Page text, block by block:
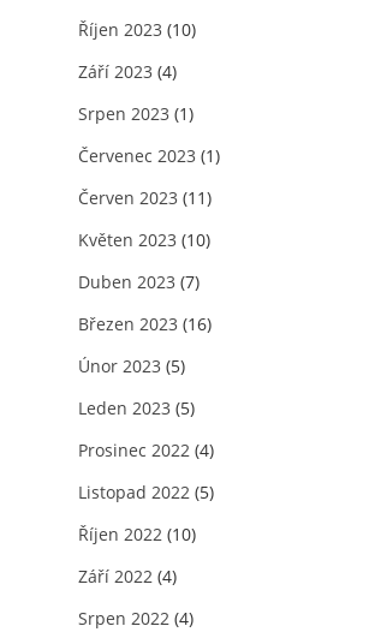
Říjen 2023 (10)
Září 2023 (4)
Srpen 2023 (1)
Červenec 2023 (1)
Červen 2023 (11)
Květen 2023 (10)
Duben 2023 (7)
Březen 2023 (16)
Únor 2023 (5)
Leden 2023 (5)
Prosinec 2022 (4)
Listopad 2022 (5)
Říjen 2022 (10)
Září 2022 (4)
Srpen 2022 (4)